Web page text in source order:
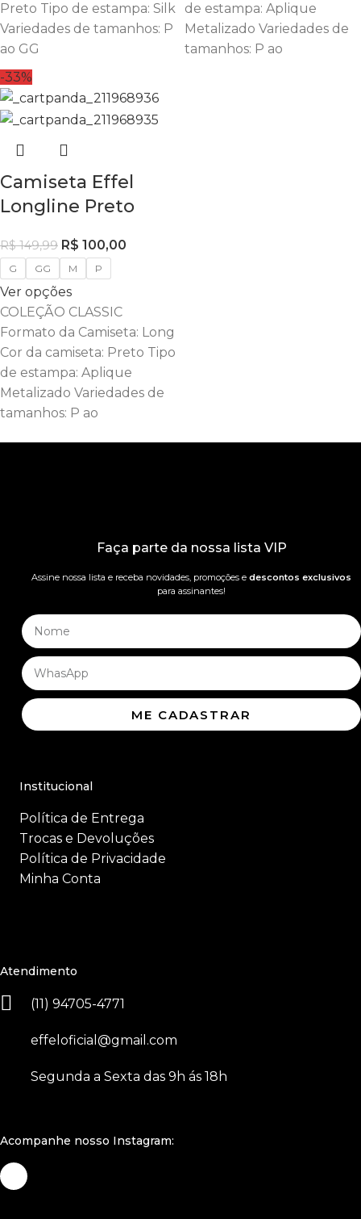
Preto Tipo de estampa: Silk
Variedades de tamanhos: P
ao GG
de estampa: Aplique
Metalizado Variedades de
tamanhos: P ao
-33%
Camiseta Effel
Longline Preto
R$149,99 R$ 100,00
G GG M P
Ver opções
COLEÇÃO CLASSIC
Formato da Camiseta: Long
Cor da camiseta: Preto Tipo
de estampa: Aplique
Metalizado Variedades de
tamanhos: P ao
Faça parte da nossa lista VIP
Assine nossa lista e receba novidades, promoções e descontos exclusivos
para assinantes!
ME CADASTRAR
Institucional
Política de Entrega
Trocas e Devoluções
Política de Privacidade
Minha Conta
Atendimento
(11) 94705-4771
effeloficial@gmail.com
Segunda a Sexta das 9h ás 18h
Acompanhe nosso Instagram: